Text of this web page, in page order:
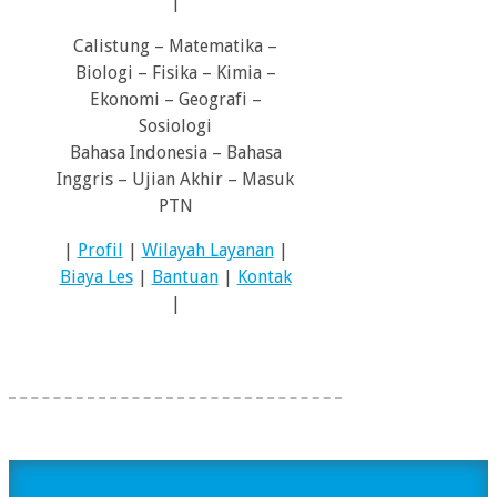
Calistung – Matematika –
Biologi – Fisika – Kimia –
Ekonomi – Geografi –
Sosiologi
Bahasa Indonesia – Bahasa
Inggris – Ujian Akhir – Masuk
PTN
Profil Wilayah Layanan|
Biaya Les| Bantuan|
Kontak